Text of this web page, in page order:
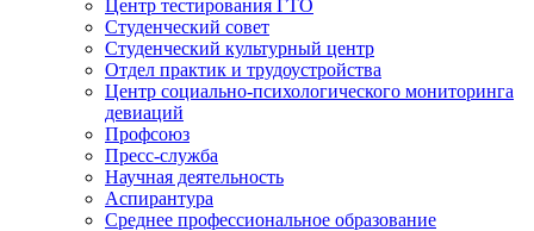
Центр тестирования ГТО
Студенческий совет
Студенческий культурный центр
Отдел практик и трудоустройства
Центр социально-психологического мониторинга
девиаций
Профсоюз
Пресс-служба
Научная деятельность
Аспирантура
Среднее профессиональное образование